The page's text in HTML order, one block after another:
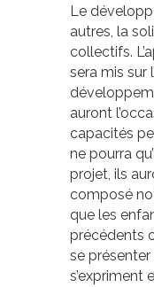
Le
autres, la
collectifs.
sera mis sur
auront
capacités
ne pourra
projet, ils
composé
que les
précédents
se
s’expriment